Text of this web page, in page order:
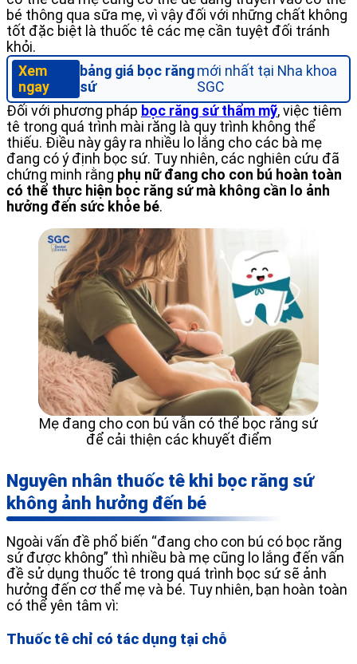
bé thông qua sữa mẹ, vì vậy đối với những chất không
tốt đặc biệt là thuốc tê các mẹ cần tuyệt đối tránh
khỏi.
Xem
ngay
bảng giá bọc răng
sứ
mới nhất tại Nha khoa
SGC
Đối với phương pháp bọc răng sứ thẩm mỹ, việc tiêm
tê trong quá trình mài răng là quy trình không thể
thiếu. Điều này gây ra nhiều lo lắng cho các bà mẹ
đang có ý định bọc sứ. Tuy nhiên, các nghiên cứu đã
chứng minh rằng phụ nữ đang cho con bú hoàn toàn
có thể thực hiện bọc răng sứ mà không cần lo ảnh
hưởng đến sức khỏe bé.
Mẹ đang cho con bú vẫn có thể bọc răng sứ
để cải thiện các khuyết điểm
Nguyên nhân thuốc tê khi bọc răng sứ
không ảnh hưởng đến bé
Ngoài vấn đề phổ biến “đang cho con bú có bọc răng
sứ được không” thì nhiều bà mẹ cũng lo lắng đến vấn
đề sử dụng thuốc tê trong quá trình bọc sứ sẽ ảnh
hưởng đến cơ thể mẹ và bé. Tuy nhiên, bạn hoàn toàn
có thể yên tâm vì:
Thuốc tê chỉ có tác dụng tại chỗ